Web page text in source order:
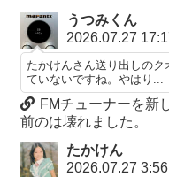
うつみくん
2026.07.27
たかけんさん送り出しの
ていないですね。やはり...
FMチューナーを新
前のは壊れました。
たかけん
2026.07.27 3:56